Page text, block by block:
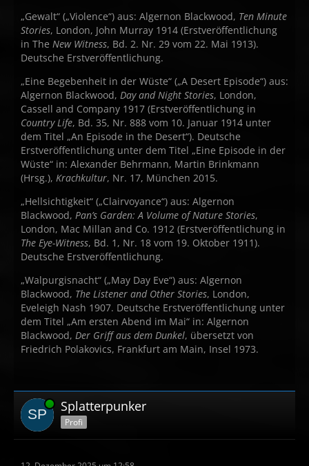
„Gewalt“ („Violence“) aus: Algernon Blackwood, Ten Minute
Stories, London, John Murray 1914 (Erstveröffentlichung
in The New Witness, Bd. 2. Nr. 29 vom 22. Mai 1913).
Deutsche Erstveröffentlichung.
„Eine Begebenheit in der Wüste“ („A Desert Episode“) aus:
Algernon Blackwood, Day and Night Stories, London,
Cassell and Company 1917 (Erstveröffentlichung in
Country Life, Bd. 35, Nr. 888 vom 10. Januar 1914 unter
dem Titel „An Episode in the Desert“). Deutsche
Erstveröffentlichung unter dem Titel „Eine Episode in der
Wüste“ in: Alexander Behrmann, Martin Brinkmann
(Hrsg.), Krachkultur, Nr. 17, München 2015.
„Hellsichtigkeit“ („Clairvoyance“) aus: Algernon
Blackwood, Pan’s Garden: A Volume of Nature Stories,
London, Mac Millan and Co. 1912 (Erstveröffentlichung in
The Eye-Witness, Bd. 1, Nr. 18 vom 19. Oktober 1911).
Deutsche Erstveröffentlichung.
„Walpurgisnacht“ („May Day Eve“) aus: Algernon
Blackwood, The Listener and Other Stories, London,
Eveleigh Nash 1907. Deutsche Erstveröffentlichung unter
dem Titel „Am ersten Abend im Mai“ in: Algernon
Blackwood, Der Griff aus dem Dunkel, übersetzt von
Friedrich Polakovics, Frankfurt am Main, Insel 1973.
Online Splatterpunker
Profi